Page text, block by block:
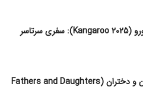
پیشنهاد فیلم کانگورو (Kangaroo 2025): سفری سرتاسر
پیشنهاد فیلم پدران و دختران (Fathers and Daughters